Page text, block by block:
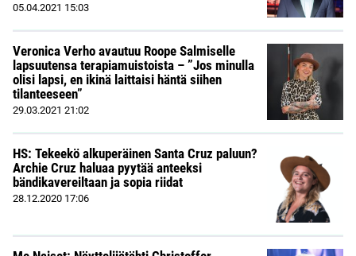
05.04.2021 15:03
Veronica Verho avautuu Roope Salmiselle
lapsuutensa terapiamuistoista – ”Jos minulla
olisi lapsi, en ikinä laittaisi häntä siihen
tilanteeseen”
29.03.2021 21:02
HS: Tekeekö alkuperäinen Santa Cruz paluun?
Archie Cruz haluaa pyytää anteeksi
bändikavereiltaan ja sopia riidat
28.12.2020 17:06